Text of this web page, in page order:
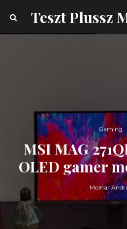
Teszt Plussz
Gaming
MSI MAG
OLED gamer
Molnár